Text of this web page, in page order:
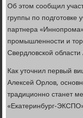
Об этом сообщил
группы по подготовке
партнера
промышленности и
Свердловской
Как уточнил первый
Алексей Орлов,
традиционно станет
«Екатеринбург-